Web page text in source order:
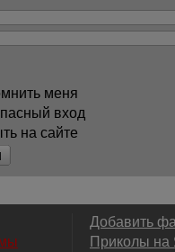
меня
вход
на сайте
Добавить
Приколы